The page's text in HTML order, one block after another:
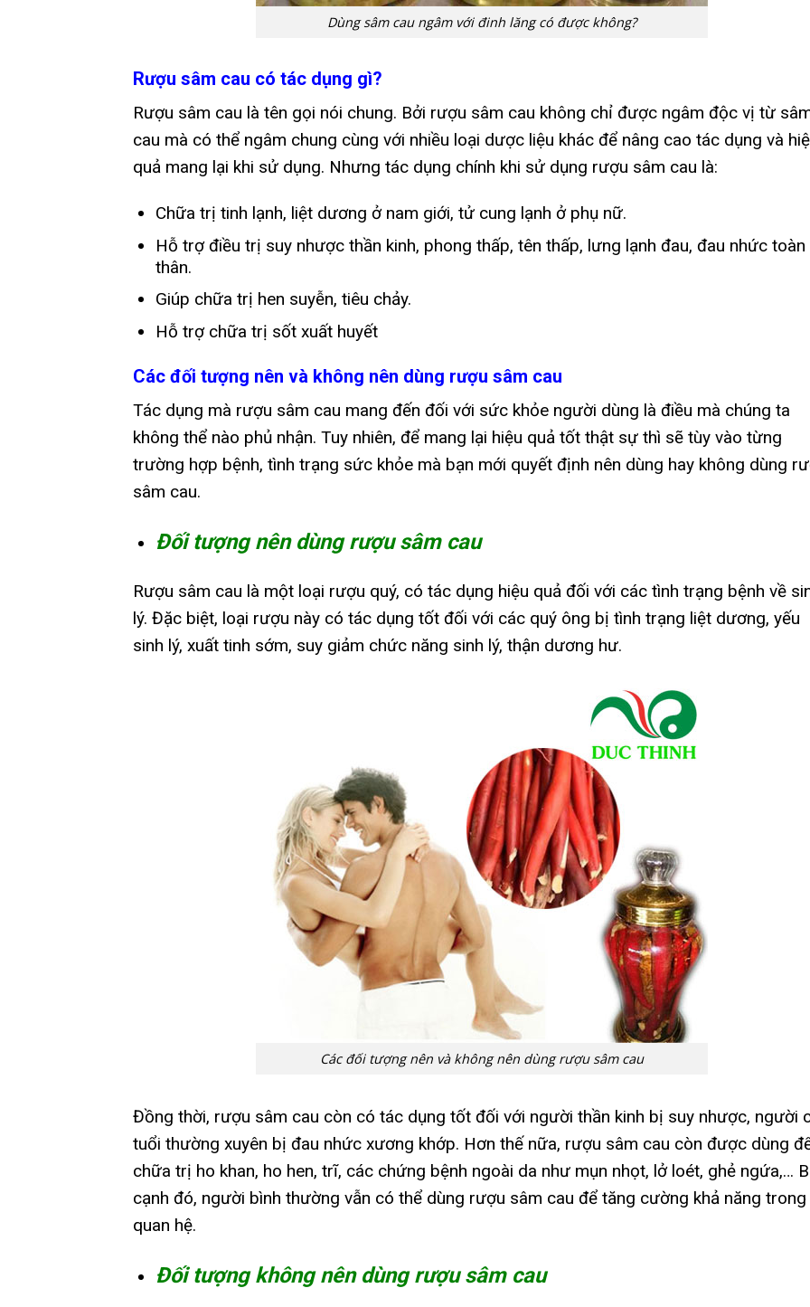
Dùng sâm cau ngâm với đinh lăng có được không?
Rượu sâm cau có tác dụng gì?
Rượu sâm cau là tên gọi nói chung. Bởi rượu sâm cau không chỉ được ngâm độc vị từ
cau mà có thể ngâm chung cùng với nhiều loại dược liệu khác để nâng cao tác dụng và
quả mang lại khi sử dụng. Nhưng tác dụng chính khi sử dụng rượu sâm cau là:
Chữa trị tinh lạnh, liệt dương ở nam giới, tử cung lạnh ở phụ nữ.
Hỗ trợ điều trị suy nhược thần kinh, phong thấp, tên thấp, lưng lạnh đau, đau nhức toàn
thân.
Giúp chữa trị hen suyễn, tiêu chảy.
Hỗ trợ chữa trị sốt xuất huyết
Các đối tượng nên và không nên dùng rượu sâm cau
Tác dụng mà rượu sâm cau mang đến đối với sức khỏe người dùng là điều mà chúng ta
không thể nào phủ nhận. Tuy nhiên, để mang lại hiệu quả tốt thật sự thì sẽ tùy vào từng
trường hợp bệnh, tình trạng sức khỏe mà bạn mới quyết định nên dùng hay không dùng
sâm cau.
Đối tượng nên dùng rượu sâm cau
Rượu sâm cau là một loại rượu quý, có tác dụng hiệu quả đối với các tình trạng bệnh về
lý. Đặc biệt, loại rượu này có tác dụng tốt đối với các quý ông bị tình trạng liệt dương, yếu
sinh lý, xuất tinh sớm, suy giảm chức năng sinh lý, thận dương hư.
Các đối tượng nên và không nên dùng rượu sâm cau
Đồng thời, rượu sâm cau còn có tác dụng tốt đối với người thần kinh bị suy nhược, người
tuổi thường xuyên bị đau nhức xương khớp. Hơn thế nữa, rượu sâm cau còn được dùng
chữa trị ho khan, ho hen, trĩ, các chứng bệnh ngoài da như mụn nhọt, lở loét, ghẻ ngứa,…
cạnh đó, người bình thường vẫn có thể dùng rượu sâm cau để tăng cường khả năng trong
quan hệ.
Đối tượng không nên dùng rượu sâm cau